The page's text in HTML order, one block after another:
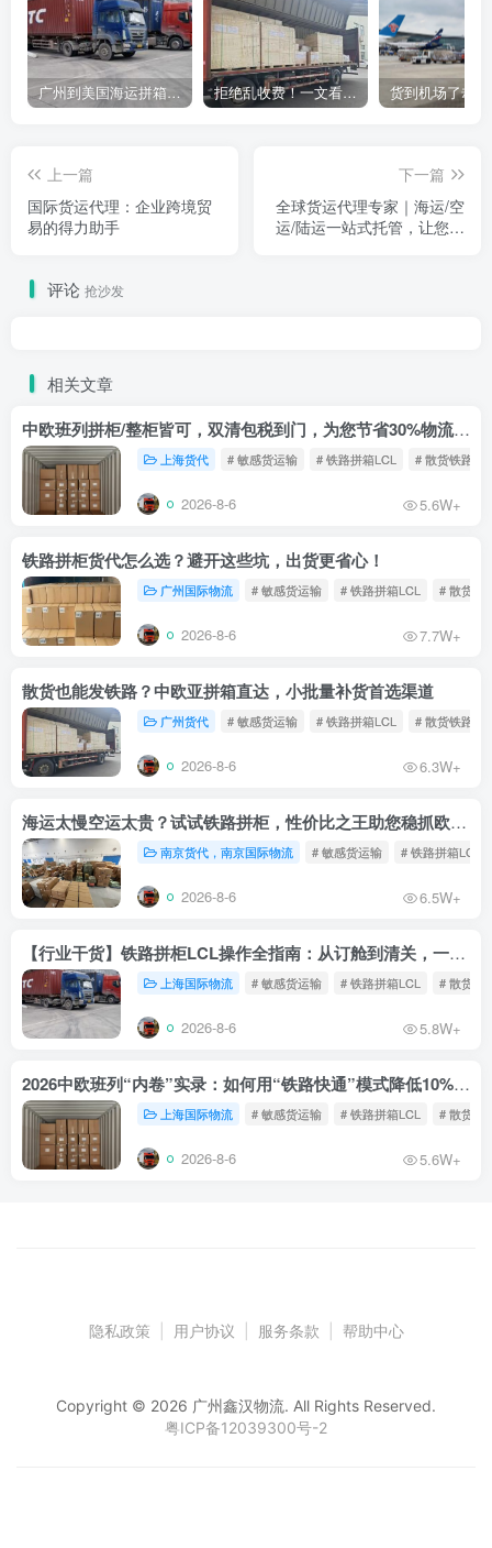
广州到美国海运拼箱多少钱？2024年最新运费构成+隐藏费用避坑指南 拒绝乱收费！一文看懂中国货代计费套路，教你避开所有隐形坑
上一篇
国际货运代理：企业跨境贸
易的得力助手
下一篇
全球货运代理专家｜海运/空
运/陆运一站式托管，让您的
评论 抢沙发
相关文章
中欧班列拼柜/整柜皆可，双清包税到门，为您节省30%物流成本！
上海货代 # 敏感货运输 # 铁路拼箱LCL # 散货铁路
2026-8-6 5.6W+
铁路拼柜货代怎么选？避开这些坑，出货更省心！
广州国际物流 # 敏感货运输 # 铁路拼箱LCL # 散货铁
2026-8-6 7.7W+
散货也能发铁路？中欧亚拼箱直达，小批量补货首选渠道
广州货代 # 敏感货运输 # 铁路拼箱LCL # 散货铁路
2026-8-6 6.3W+
海运太慢空运太贵？试试铁路拼柜，性价比之王助您稳抓欧洲市场
南京货代，南京国际物流 # 敏感货运输 # 铁路拼箱LCL
2026-8-6 6.5W+
【行业干货】铁路拼柜LCL操作全指南：从订舱到清关，一文读懂
上海国际物流 # 敏感货运输 # 铁路拼箱LCL # 散货铁
2026-8-6 5.8W+
2026中欧班列“内卷”实录：如何用“铁路快通”模式降低10%物流成本？
上海国际物流 # 敏感货运输 # 铁路拼箱LCL # 散货铁
2026-8-6 5.6W+
隐私政策 用户协议 服务条款 帮助中心
Copyright © 2026 广州鑫汉物流. All Rights Reserved.
粤ICP备12039300号-2